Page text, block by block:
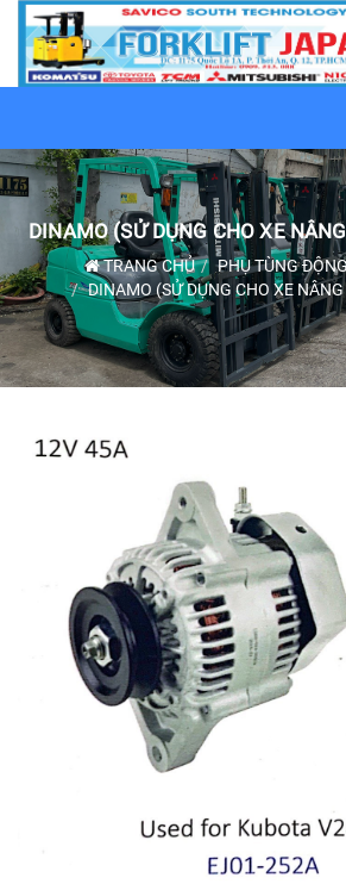
DINAMO (SỬ DỤNG CHO XE
TRANG CHỦ
PHỤ TÙNG
DINAMO (SỬ DỤNG CHO XE